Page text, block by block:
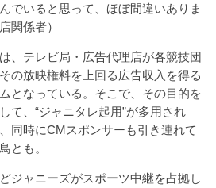
でいると思って、ほぼ間違いありま
関係者）
、テレビ局・広告代理店が各競技団
の放映権料を上回る広告収入を得る
となっている。そこで、その目的を
て、“ジャニタレ起用”が多用され
同時にCMスポンサーも引き連れて
とも。
ジャニーズがスポーツ中継を占拠し